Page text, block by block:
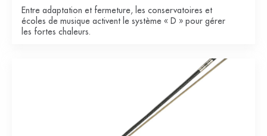
Entre adaptation et fermeture, les conservatoires et
écoles de musique activent le système « D » pour gérer
les fortes chaleurs.